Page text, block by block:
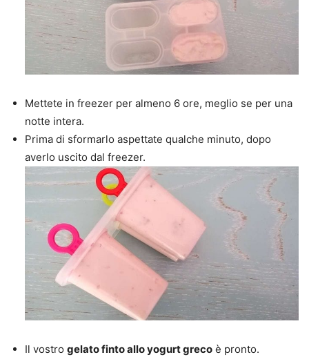
Mettete in freezer per almeno 6 ore, meglio se per una
notte intera.
Prima di sformarlo aspettate qualche minuto, dopo
averlo uscito dal freezer.
Il vostro gelato finto allo yogurt greco è pronto.